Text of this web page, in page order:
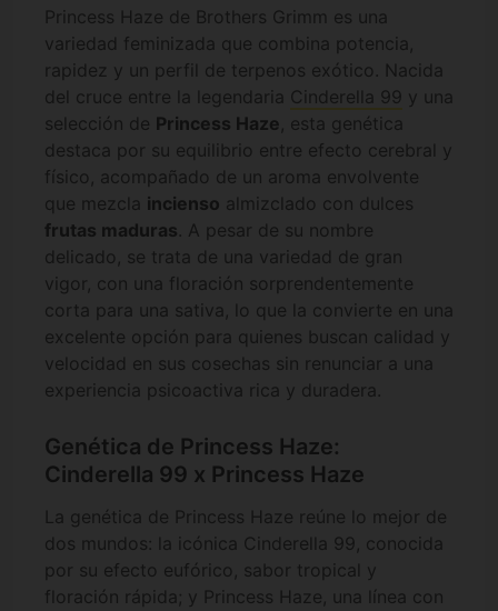
Princess Haze de Brothers Grimm es una
variedad feminizada que combina potencia,
rapidez y un perfil de terpenos exótico. Nacida
del cruce entre la legendaria Cinderella 99 y una
selección de Princess Haze, esta genética
destaca por su equilibrio entre efecto cerebral y
físico, acompañado de un aroma envolvente
que mezcla incienso almizclado con dulces
frutas maduras. A pesar de su nombre
delicado, se trata de una variedad de gran
vigor, con una floración sorprendentemente
corta para una sativa, lo que la convierte en una
excelente opción para quienes buscan calidad y
velocidad en sus cosechas sin renunciar a una
experiencia psicoactiva rica y duradera.
Genética de Princess Haze:
Cinderella 99 x Princess Haze
La genética de Princess Haze reúne lo mejor de
dos mundos: la icónica Cinderella 99, conocida
por su efecto eufórico, sabor tropical y
floración rápida; y Princess Haze, una línea con